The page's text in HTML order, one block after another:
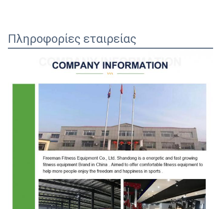
Πληροφορίες εταιρείας